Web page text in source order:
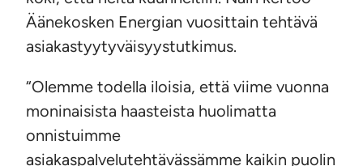
Äänekosken Energian vuosittain tehtävä
asiakastyytyväisyystutkimus.
“Olemme todella iloisia, että viime vuonna
moninaisista haasteista huolimatta
onnistuimme
asiakaspalvelutehtävässämme kaikin puolin